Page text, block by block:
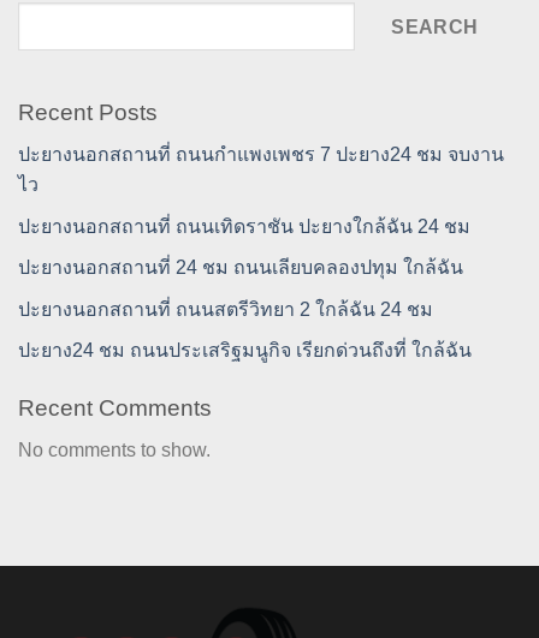
SEARCH
Recent Posts
ปะยางนอกสถานที่ ถนนกำแพงเพชร 7 ปะยาง24 ชม จบงาน
ไว
ปะยางนอกสถานที่ ถนนเทิดราชัน ปะยางใกล้ฉัน 24 ชม
ปะยางนอกสถานที่ 24 ชม ถนนเลียบคลองปทุม ใกล้ฉัน
ปะยางนอกสถานที่ ถนนสตรีวิทยา 2 ใกล้ฉัน 24 ชม
ปะยาง24 ชม ถนนประเสริฐมนูกิจ เรียกด่วนถึงที่ ใกล้ฉัน
Recent Comments
No comments to show.